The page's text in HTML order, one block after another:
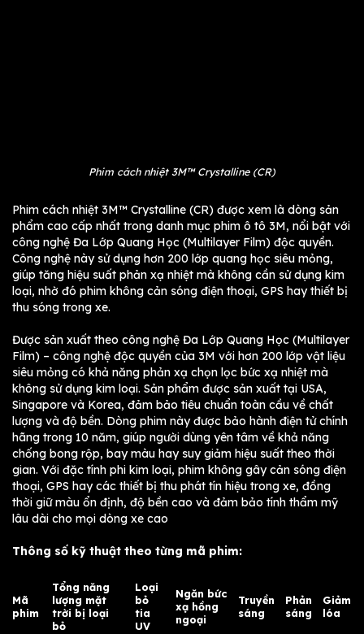
Phim cách nhiệt 3M™ Crystalline (CR)
Phim cách nhiệt 3M™ Crystalline (CR) được xem là dòng sản
phẩm cao cấp nhất trong danh mục phim ô tô 3M, nổi bật với
công nghệ Đa Lớp Quang Học (Multilayer Film) độc quyền.
Công nghệ này sử dụng hơn 200 lớp quang học siêu mỏng,
giúp tăng hiệu suất phản xạ nhiệt mà không cần sử dụng kim
loại, nhờ đó phim không cản sóng điện thoại, GPS hay thiết bị
thu sóng trong xe.
Được sản xuất theo công nghệ Đa Lớp Quang Học (Multilayer
Film) – công nghệ độc quyền của 3M với hơn 200 lớp vật liệu
siêu mỏng có khả năng phản xạ chọn lọc bức xạ nhiệt mà
không sử dụng kim loại. Sản phẩm được sản xuất tại USA,
Singapore và Korea, đảm bảo tiêu chuẩn toàn cầu về chất
lượng và độ bền. Dòng phim này được bảo hành điện tử chính
hãng trong 10 năm, giúp người dùng yên tâm về khả năng
chống bong rộp, bay màu hay suy giảm hiệu suất theo thời
gian. Với đặc tính phi kim loại, phim không gây cản sóng điện
thoại, GPS hay các thiết bị thu phát tín hiệu trong xe, đồng
thời giữ màu ổn định, độ bền cao và đảm bảo tính thẩm mỹ
lâu dài cho mọi dòng xe cao
Thông số kỹ thuật theo từng mã phim:
Mã
phim
Tổng năng
lượng mặt
trời bị loại
bỏ
Loại
bỏ
tia
UV
Ngăn bức
xạ hồng
ngoại
Truyền
sáng
Phản
sáng
Giảm
lóa